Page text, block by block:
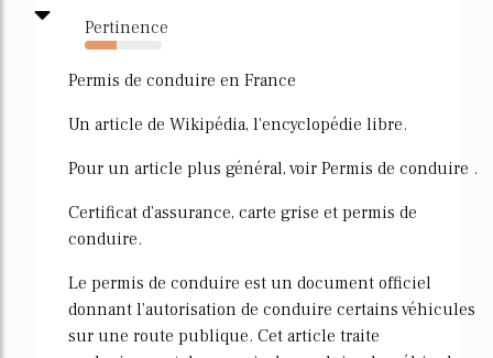
Pertinence
42%
Permis de conduire en France
Un article de Wikipédia, l'encyclopédie libre.
Pour un article plus général, voir Permis de conduire .
Certificat d'assurance, carte grise et permis de
conduire.
Le permis de conduire est un document officiel
donnant l'autorisation de conduire certains véhicules
sur une route publique. Cet article traite